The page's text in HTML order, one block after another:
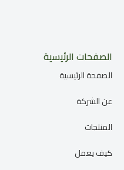
الصفحات الرئيسية
الصفحة الرئيسية
عن الشركة
المنتجات
كيف يعمل